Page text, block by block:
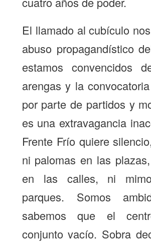
El llamado al cubículo
abuso propagandístico
estamos convencidos
arengas y la
por parte de partidos y
es una extravagancia
Frente Frío quiere
ni palomas en las
en las calles, ni
parques. Somos
sabemos que el
conjunto vacío. Sobra